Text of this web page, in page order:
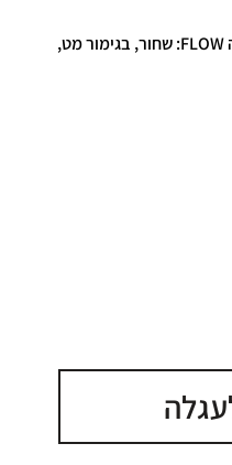
מוט מתכוונן למקלחת + מאחז, סדרה FLOW: שחור, בגימור מט,